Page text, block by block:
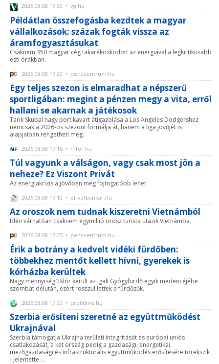
2026.08.08 17:30 • vg.hu
Példátlan összefogásba kezdtek a magyar
vállalkozások: százak fogták vissza az
áramfogyasztásukat
Csaknem 350 magyar cég takarékoskodott az energiával a legkritikusabb
esti órákban.
2026.08.08 17:20 • penzcentrum.hu
Egy teljes szezon is elmaradhat a népszerű
sportligában: megint a pénzen megy a vita, erről
hallani se akarnak a játékosok
Tarik Skubal nagy port kavart átigazolása a Los Angeles Dodgershez
nemcsak a 2026-os szezont formálja át, hanem a liga jövőjét is
alapjaiban rengetheti meg.
2026.08.08 17:15 • mfor.hu
Túl vagyunk a válságon, vagy csak most jön a
neheze? Ez Viszont Privát
Az energiakrízis a jövőben még fojtogatóbb lehet.
2026.08.08 17:10 • privatbankar.hu
Az oroszok nem tudnak kiszeretni Vietnámból
Idén várhatóan csaknem egymillió orosz turista utazik Vietnámba.
2026.08.08 17:05 • penzcentrum.hu
Érik a botrány a kedvelt vidéki fürdőben:
többekhez mentőt kellett hívni, gyerekek is
kórházba kerültek
Nagy mennyiségű klór került az Igali Gyógyfürdő egyik medencéjébe
szombat délután, ezért rosszul lettek a fürdőzők.
2026.08.08 17:00 • profitline.hu
Szerbia erősíteni szeretné az együttműködést
Ukrajnával
Szerbia támogatja Ukrajna területi integritását és európai uniós
csatlakozását, a két ország pedig a gazdasági, energetikai,
mezőgazdasági és infrastrukturális együttműködés erősítésére törekszik
- jelentette ...